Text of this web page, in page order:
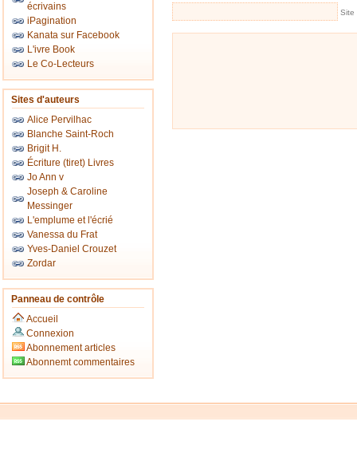
écrivains
iPagination
Kanata sur Facebook
L'ivre Book
Le Co-Lecteurs
Sites d'auteurs
Alice Pervilhac
Blanche Saint-Roch
Brigit H.
Écriture (tiret) Livres
Jo Ann v
Joseph & Caroline
Messinger
L'emplume et l'écrié
Vanessa du Frat
Yves-Daniel Crouzet
Zordar
Panneau de contrôle
Accueil
Connexion
Abonnement articles
Abonnemt commentaires
Site